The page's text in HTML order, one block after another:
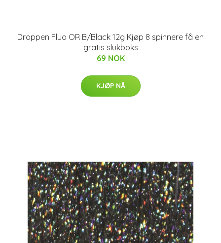
Droppen Fluo OR B/Black 12g Kjøp 8 spinnere få en
gratis slukboks
69 NOK
KJØP NÅ